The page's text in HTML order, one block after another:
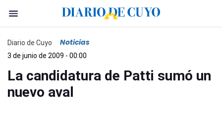
Diario de Cuyo Noticias
3 de junio de 2009 - 00:00
La candidatura de Patti sumó un
nuevo aval